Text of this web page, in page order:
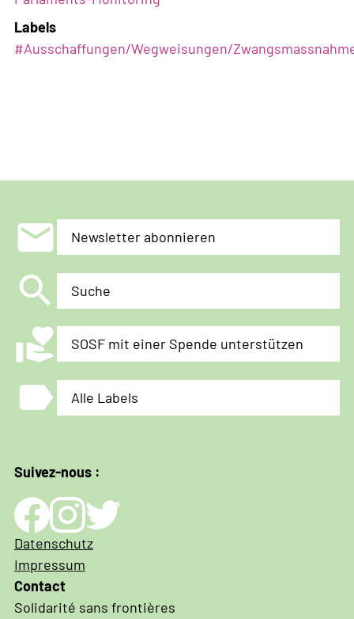
Labels
#Ausschaffungen/Wegweisungen/
mail Newsletter abonnieren
search Suche
volunteer_activism SOSF mit einer Spende unterstützen
label Alle Labels
Suivez-nous :
Impressum
und
Datenschutz
Datenschutz
Impressum
Contact
Solidarité sans frontières